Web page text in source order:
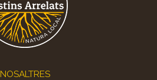
NOSALTRES